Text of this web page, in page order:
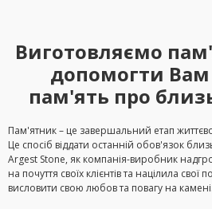
Виготовляємо
допомогти Вам
пам'ять про
Пам'ятник – це завершальний етап
Це спосіб віддати останній обов'язок
Argest Stone, як компанія-виробник
на почуття своїх клієнтів та націлила
висловити свою любов та повагу на камені.